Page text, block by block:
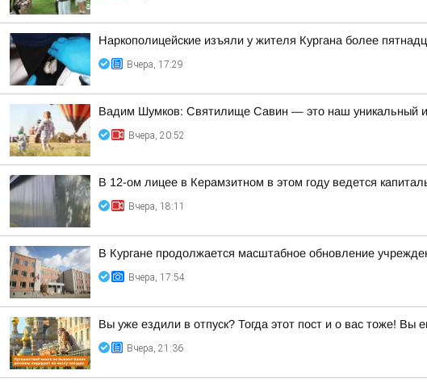
Наркополицейские изъяли у жителя Кургана более
Вчера, 17:29
Вадим Шумков: Святилище Савин — это наш уникальный
Вчера, 20:52
В 12-ом лицее в Керамзитном в этом году ведется
Вчера, 18:11
В Кургане продолжается масштабное обновление
Вчера, 17:54
Вы уже ездили в отпуск? Тогда этот пост и о вас тоже! Вы
Вчера, 21:36